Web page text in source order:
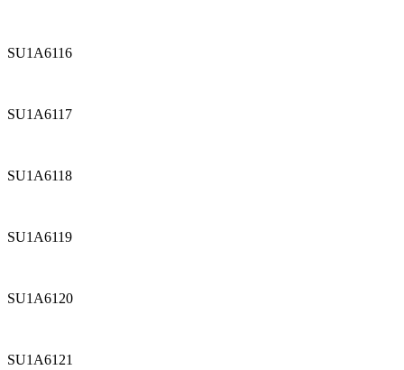
SU1A6116
SU1A6117
SU1A6118
SU1A6119
SU1A6120
SU1A6121